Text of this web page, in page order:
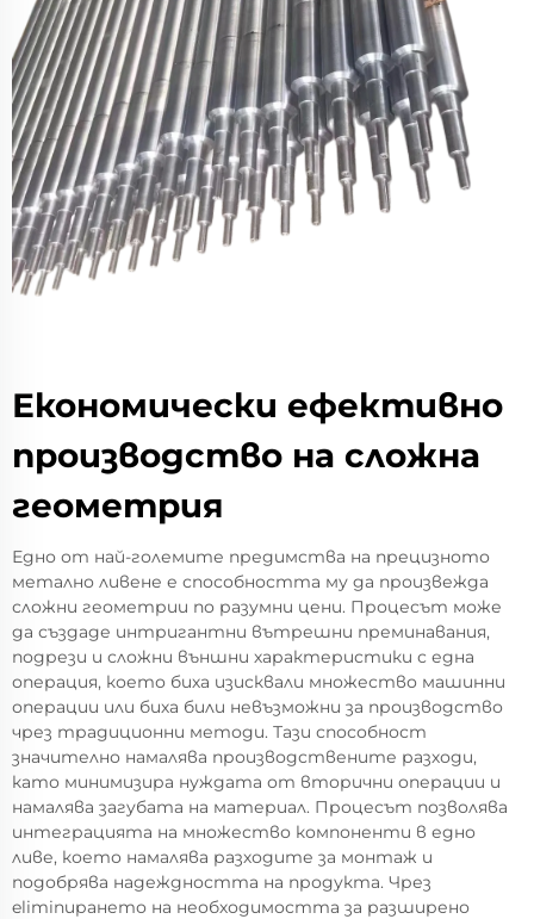
Економически ефективно
производство на сложна
геометрия
Едно от най-големите предимства на прецизното
метално ливене е способността му да произвежда
сложни геометрии по разумни цени. Процесът може
да създаде интригантни вътрешни преминавания,
подрези и сложни външни характеристики с една
операция, което биха изисквали множество машинни
операции или биха били невъзможни за производство
чрез традиционни методи. Тази способност
значително намалява производствените разходи,
като минимизира нуждата от вторични операции и
намалява загубата на материал. Процесът позволява
интеграцията на множество компоненти в едно
ливе, което намалява разходите за монтаж и
подобрява надеждността на продукта. Чрез
eliminирането на необходимостта за разширено